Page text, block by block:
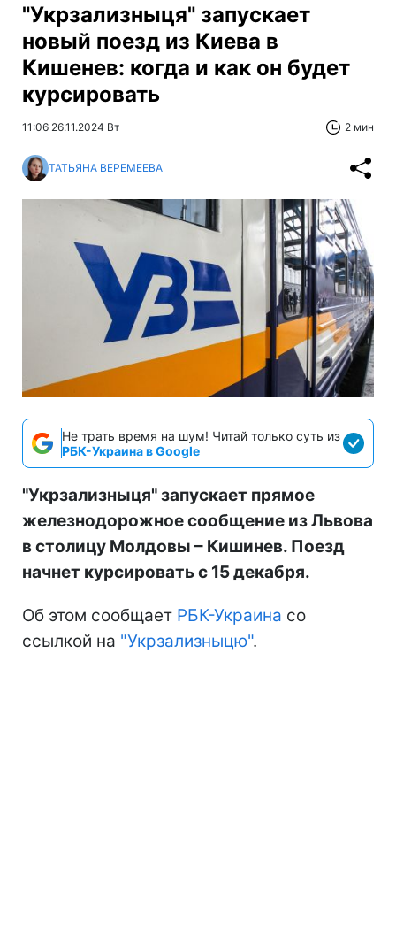
"Укрзализныця" запускает
новый поезд из Киева в
Кишенев: когда и как он будет
курсировать
11:06 26.11.2024 Вт 2 мин
ТАТЬЯНА ВЕРЕМЕЕВА
Не трать время на шум! Читай только суть из
РБК-Украина в Google
"Укрзализныця" запускает прямое
железнодорожное сообщение из Львова
в столицу Молдовы – Кишинев. Поезд
начнет курсировать с 15 декабря.
Об этом сообщает РБК-Украина со
ссылкой на "Укрзализныцю".